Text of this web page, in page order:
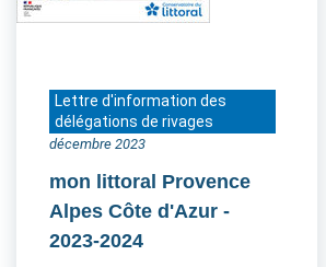
Lettre d'information des
délégations de rivages
décembre 2023
mon littoral Provence
Alpes Côte d'Azur -
2023-2024